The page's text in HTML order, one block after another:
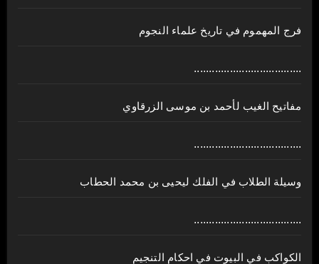
فرج المهموم في تاريخ علماء النجوم
....................................
مفاتيح الغيب لأحمد بن موسى الزرقاوي
....................................
وسيلة الطلاب في الفلك ليحيى بن محمد الحطاب
....................................
الكواكب في البيوت في احكام التنجيم